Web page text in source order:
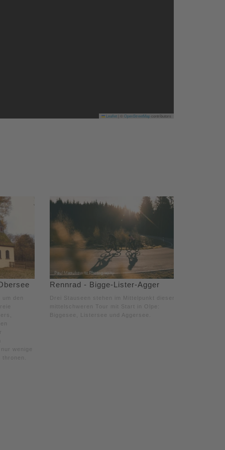
Leaflet OpenStreetMapcontributors
den
wenige
thronen.
Rennrad - Bigge-Lister-Agger
Drei Stauseen stehen im Mittelpunkt dieser
mittelschweren Tour mit Start in Olpe:
Biggesee, Listersee und Aggersee.